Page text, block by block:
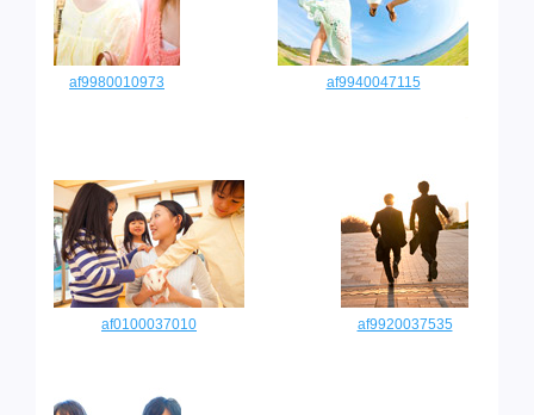
af9980010973 af9940047115
af0100037010 af9920037535